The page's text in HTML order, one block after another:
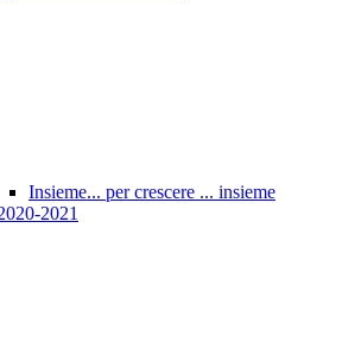
Insieme... per crescere ... insieme
2021